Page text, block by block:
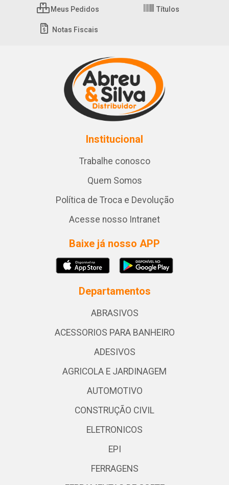
Meus Pedidos Títulos
Notas Fiscais
Institucional
Trabalhe conosco
Quem Somos
Política de Troca e Devolução
Acesse nosso Intranet
Baixe já nosso APP
Departamentos
ABRASIVOS
ACESSORIOS PARA BANHEIRO
ADESIVOS
AGRICOLA E JARDINAGEM
AUTOMOTIVO
CONSTRUÇÃO CIVIL
ELETRONICOS
EPI
FERRAGENS